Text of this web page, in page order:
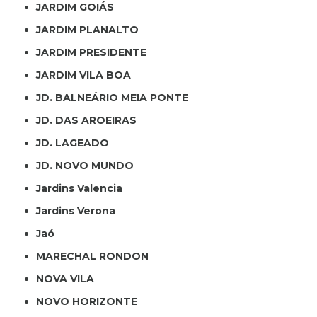
JARDIM GOIÁS
JARDIM PLANALTO
JARDIM PRESIDENTE
JARDIM VILA BOA
JD. BALNEÁRIO MEIA PONTE
JD. DAS AROEIRAS
JD. LAGEADO
JD. NOVO MUNDO
Jardins Valencia
Jardins Verona
Jaó
MARECHAL RONDON
NOVA VILA
NOVO HORIZONTE